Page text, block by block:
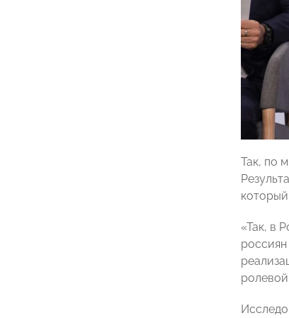
Так, по
«Так, в
россиян